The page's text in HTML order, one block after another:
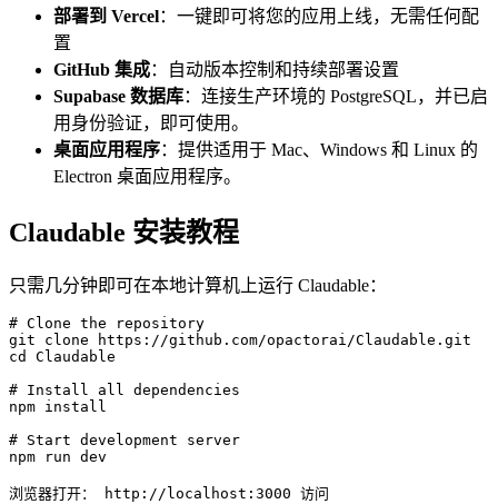
部署到 Vercel：一键即可将您的应用上线，无需任何配
置
GitHub 集成：自动版本控制和持续部署设置
Supabase 数据库：连接生产环境的 PostgreSQL，并已启
用身份验证，即可使用。
桌面应用程序：提供适用于 Mac、Windows 和 Linux 的
Electron 桌面应用程序。
Claudable 安装教程
只需几分钟即可在本地计算机上运行 Claudable：
# Clone the repository
git clone https://github.com/opactorai/Claudable.git
cd Claudable
# Install all dependencies
npm install
# Start development server
npm run dev
浏览器打开： http://localhost:3000 访问